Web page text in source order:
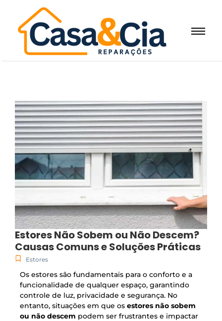
Estores Não Sobem ou Não Descem?
Causas Comuns e Soluções Práticas
Estores
Os estores são fundamentais para o conforto e a
funcionalidade de qualquer espaço, garantindo
controle de luz, privacidade e segurança. No
entanto, situações em que os estores não sobem
ou não descem podem ser frustrantes e impactar